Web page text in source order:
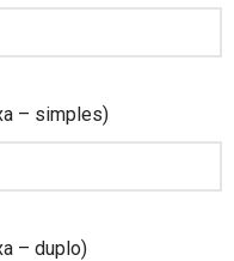
– simples)
– duplo)